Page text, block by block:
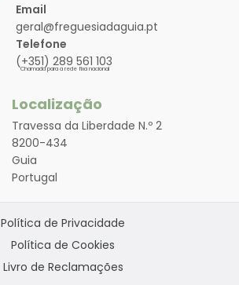
Email
geral@freguesiadaguia.pt
Telefone
(+351) 289 561 103
Chamada para a rede fixa nacional
Localização
Travessa da Liberdade N.º 2
8200-434
Guia
Portugal
Política de Privacidade
Política de Cookies
Livro de Reclamações